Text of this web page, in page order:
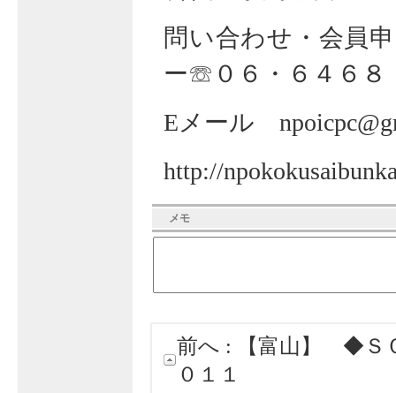
問い合わせ・会員
ー☏０６・６４６８
Eメール
http://
メモ
前へ :
【富山】 ◆Ｓ
０１１